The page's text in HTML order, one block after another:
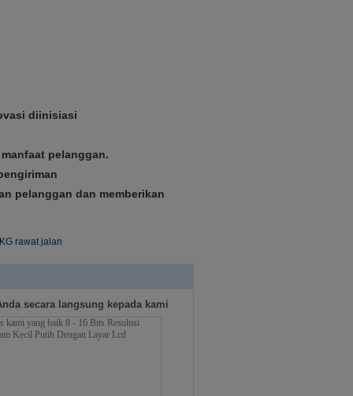
diinisiasi
pelanggan.
pelanggan dan memberikan
rawat jalan
secara langsung kepada kami